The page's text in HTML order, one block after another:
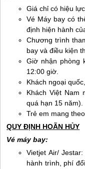
Giá chỉ có hiệu
Vé Máy bay có
định hiện hành
Chương trình
bay và điều kiện
Giờ nhận phòng
12:00 giờ.
Khách ngoại
Khách Việt Nam
quá hạn 15 năm).
Trẻ em mang
QUY ĐỊNH HOÃN HỦY
Vé máy bay:
Vietjet Air/
hành trình, phí